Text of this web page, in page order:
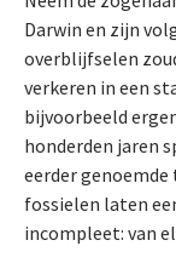
Darwin en zijn
overblijfselen
verkeren in een
bijvoorbeeld
honderden jaren
eerder
fossielen laten
incompleet: van